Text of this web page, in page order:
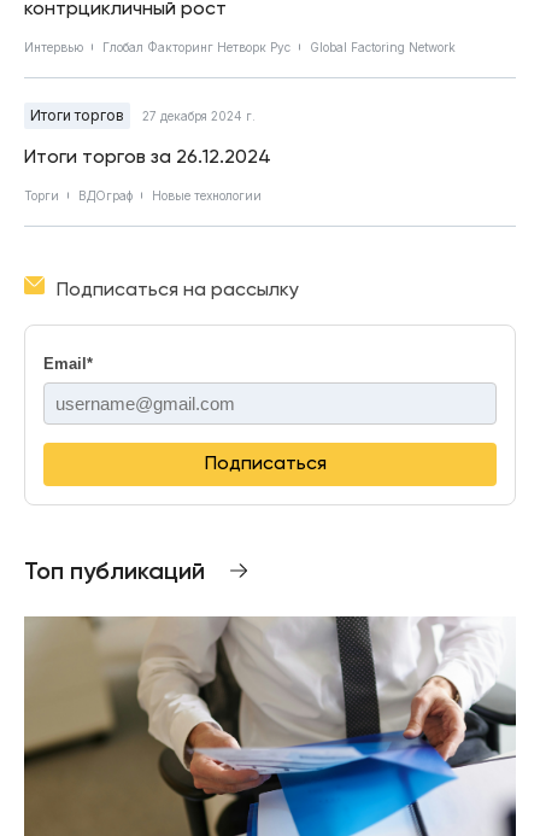
контрцикличный рост
Интервью Глобал Факторинг Нетворк Рус Global Factoring Network
Итоги торгов 27 декабря 2024 г.
Итоги торгов за 26.12.2024
Торги ВДОграф Новые технологии
Подписаться на рассылку
Email *
Подписаться
Топ публикаций